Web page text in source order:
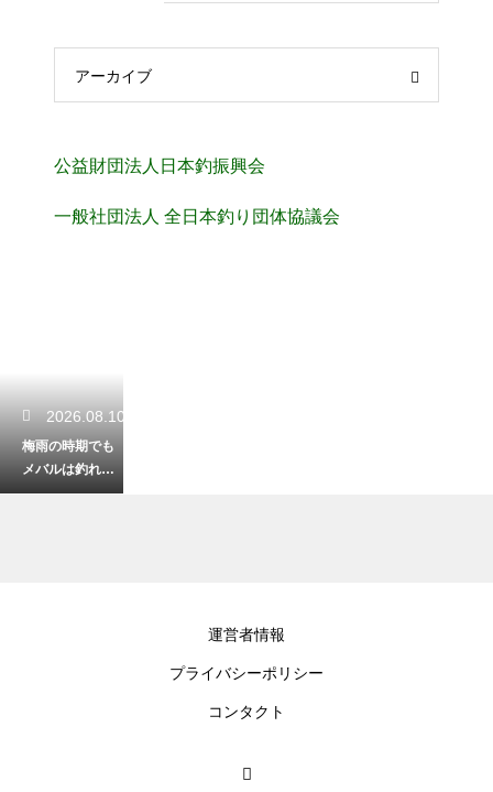
アーカイブ
公益財団法人日本釣振興会
一般社団法人 全日本釣り団体協議会
2026.08.10
梅雨の時期でも
メバルは釣れ
る！雨上がりで
運営者情報
プライバシーポリシー
コンタクト